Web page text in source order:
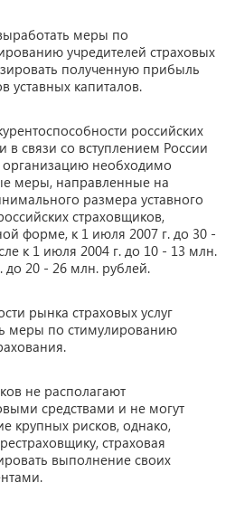
меры по
учредителей страховых
полученную прибыль
капиталов.
российских
в связи со вступлением России
необходимо
меры, направленные на
размера уставного
страховщиков,
форме, к 1 июля 2007 г. до 30 -
к 1 июля 2004 г. до 10 - 13 млн.
до 20 - 26 млн. рублей.
рынка страховых услуг
меры по стимулированию
не располагают
средствами и не могут
крупных рисков, однако,
страховая
выполнение своих